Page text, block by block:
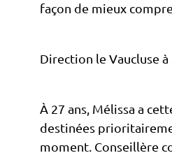
façon de mieux
Direction le Vaucluse
À 27 ans, Mélissa a
destinées
moment. Conseillère